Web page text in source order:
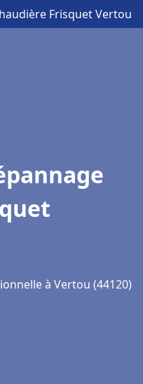
Frisquet Vertou
à Vertou (44120)